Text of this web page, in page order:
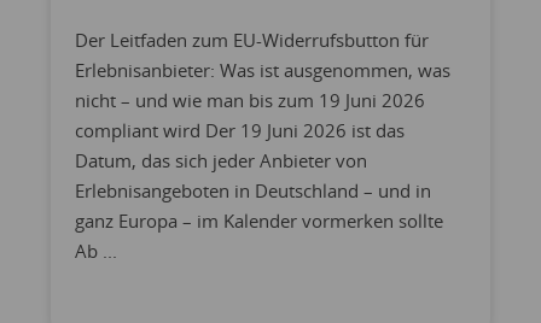
Der Leitfaden zum EU-Widerrufsbutton für
Erlebnisanbieter: Was ist ausgenommen, was
nicht – und wie man bis zum 19 Juni 2026
compliant wird Der 19 Juni 2026 ist das
Datum, das sich jeder Anbieter von
Erlebnisangeboten in Deutschland – und in
ganz Europa – im Kalender vormerken sollte
Ab ...